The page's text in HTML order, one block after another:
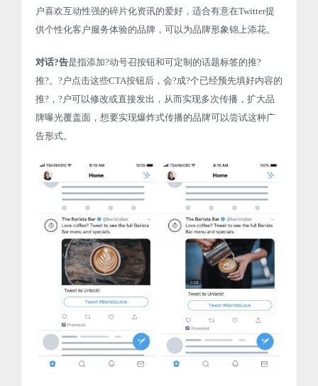
户喜欢互动性强的碎片化资讯的爱好，适合有意在Twitter提
供个性化客户服务体验的品牌，可以为品牌形象锦上添花。
对话?告是指添加?动号召按钮和可定制的话题标签的推?
推?。?户点击这些CTA按钮后，会?成?个已经预先填好内容的
推?，?户可以修改或直接发出，从而实现多次传播，扩大品
牌曝光覆盖面，想要实现爆炸式传播的品牌可以尝试这种广
告形式。